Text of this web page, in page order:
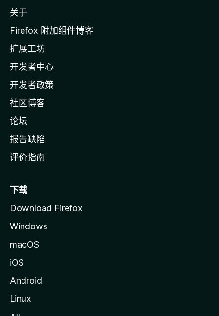
i
l
a
主
页
关于
Firefox 附加组件博客
扩展工坊
开发者中心
开发者政策
社区博客
论坛
报告缺陷
评价指南
下载
Download Firefox
Windows
macOS
iOS
Android
Linux